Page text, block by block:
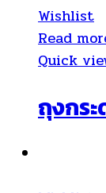
Wishlist
Read
Quick
ถุงกระ